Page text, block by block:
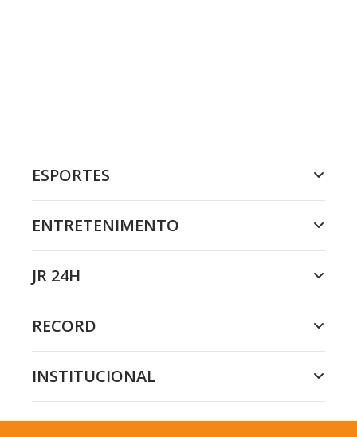
ESPORTES
ENTRETENIMENTO
JR 24H
RECORD
INSTITUCIONAL